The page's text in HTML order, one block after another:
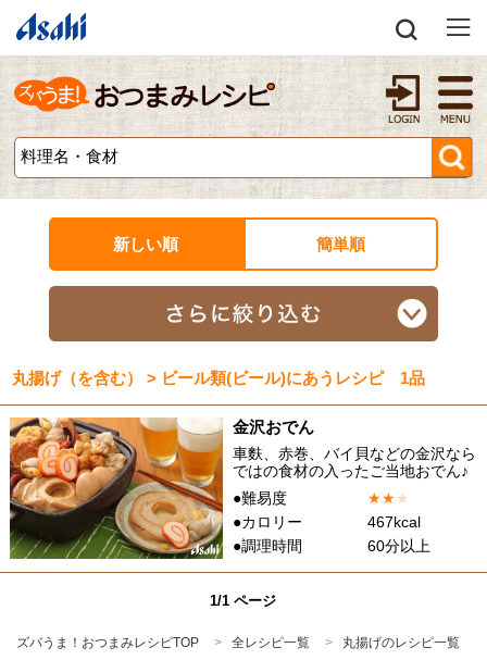
新しい順 簡単順
丸揚げ（を含む） > ビール類(ビール)にあうレシピ 1品
金沢おでん
車麩、赤巻、バイ貝などの金沢なら
ではの食材の入ったご当地おでん♪
●難易度
★★★
●カロリー
467kcal
●調理時間
60分以上
1/1 ページ
ズバうま！おつまみレシピTOP 全レシピ一覧 丸揚げのレシピ一覧